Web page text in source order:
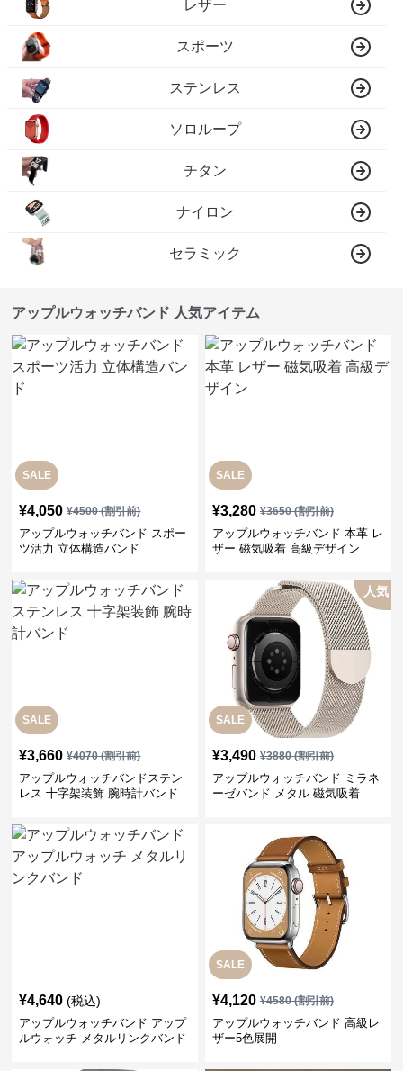
レザー
スポーツ
ステンレス
ソロループ
チタン
ナイロン
セラミック
アップルウォッチバンド 人気アイテム
SALE
¥4,050 ¥4500(割引前)
アップルウォッチバンド スポー
ツ活力 立体構造バンド
SALE
¥3,280 ¥3650(割引前)
アップルウォッチバンド 本革 レ
ザー 磁気吸着 高級デザイン
SALE
¥3,660 ¥4070(割引前)
アップルウォッチバンドステン
レス 十字架装飾 腕時計バンド
SALE
人気
¥3,490 ¥3880(割引前)
アップルウォッチバンド ミラネ
ーゼバンド メタル 磁気吸着
¥4,640 (税込)
アップルウォッチバンド アップ
ルウォッチ メタルリンクバンド
SALE
¥4,120 ¥4580(割引前)
アップルウォッチバンド 高級レ
ザー5色展開